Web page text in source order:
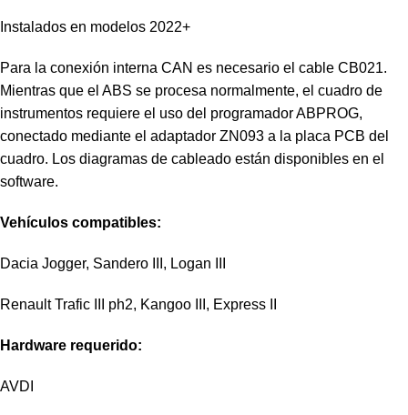
Instalados en modelos 2022+
Para la conexión interna CAN es necesario el cable CB021.
Mientras que el ABS se procesa normalmente, el cuadro de
instrumentos requiere el uso del programador ABPROG,
conectado mediante el adaptador ZN093 a la placa PCB del
cuadro. Los diagramas de cableado están disponibles en el
software.
Vehículos compatibles:
Dacia Jogger, Sandero III, Logan III
Renault Trafic III ph2, Kangoo III, Express II
Hardware requerido:
AVDI